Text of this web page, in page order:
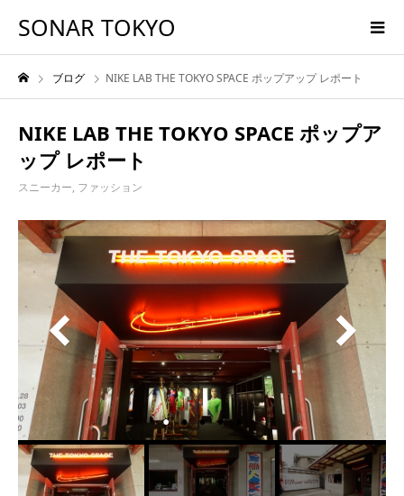
SONAR TOKYO
ブログ NIKE LAB THE TOKYO SPACE ポップアップ レポート
NIKE LAB THE TOKYO SPACE ポップア
ップ レポート
スニーカー, ファッション